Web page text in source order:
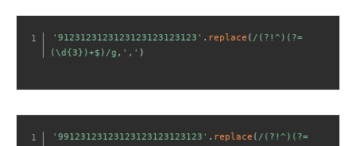
'9123123123123123123123123' . replace ( /(?!^)(?=
(\d{3})+$)/g , ',' )
'99123123123123123123123123' . replace ( /(?!^)(?=